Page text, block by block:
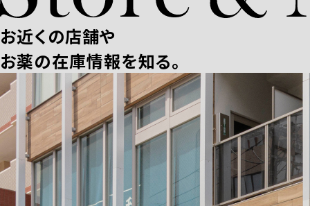
お近くの店舗や
お薬の在庫情報を知る。